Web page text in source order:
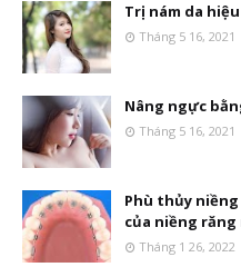
Trị nám da
Tháng 5 16, 2021
Nâng ngực
Tháng 5 16, 2021
Phù thủy
của niềng răng
Tháng 1 26, 2022